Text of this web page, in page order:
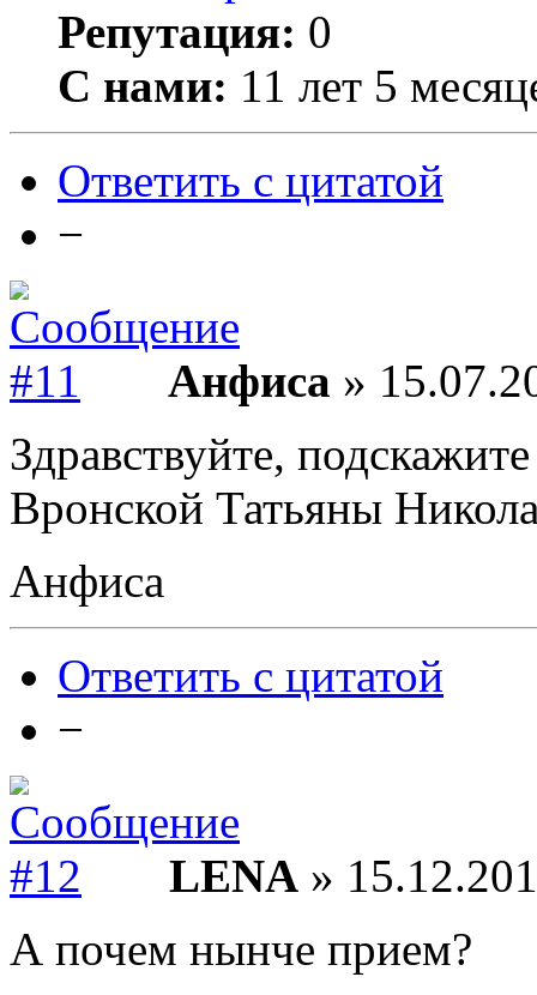
Репутация: 0
С нами: 11 лет 5
Ответить с цитатой
−
Анфиса »
Здравствуйте,
Вронской Татьяны
Анфиса
Ответить с цитатой
−
LENA »
А почем нынче прием?